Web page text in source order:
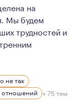
на
Мы будем
трудностей и
и сама знакома
и
не так
отношений + 75 тем